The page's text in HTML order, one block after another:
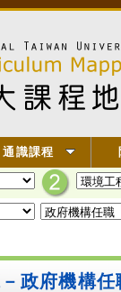
通識課程
政府機構任